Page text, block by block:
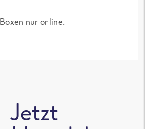
nur online.
Jetzt